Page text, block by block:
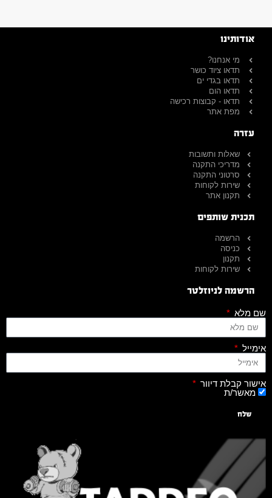
אודותינו
מי אנחנו?
תדאו ציוד כושר
תדאו בגדי ים
תדאו הום
תדאו - קבוצות רכישה
מפת אתר
עזרה
שאלות ותשובות
מדריכי התקנה
סרטוני התקנה
שירות לקוחות
תקנון אתר
תכנית שותפים
הרשמה
כניסה
תקנון
שירות לקוחות
הרשמה לניוזלטר
שם מלא
אימייל
אישור קבלת דיוור
מאשר/ת
שלח